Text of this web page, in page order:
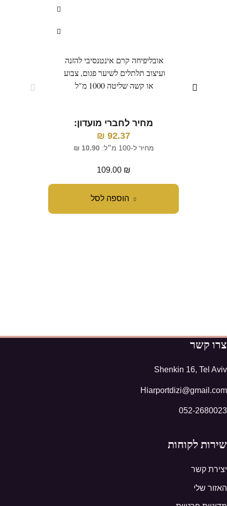
הוספה לסל
אובליפיחה קרם אינטנסיבי להזנה
ועיצוב תלתלים לשיער פגום, צבוע
או קשה שליטה 1000 מ"ל
מחיר לחברי מועדון:
92.37
₪
מחיר ל-100 מ״ל: 10.90
₪
109.00 ₪
צרו קשר
Shenkin 16, Tel Aviv
Hiarportdizi@gmail.com
052-2680023
שירות לקוחות
יצירת קשר
האזור שלי